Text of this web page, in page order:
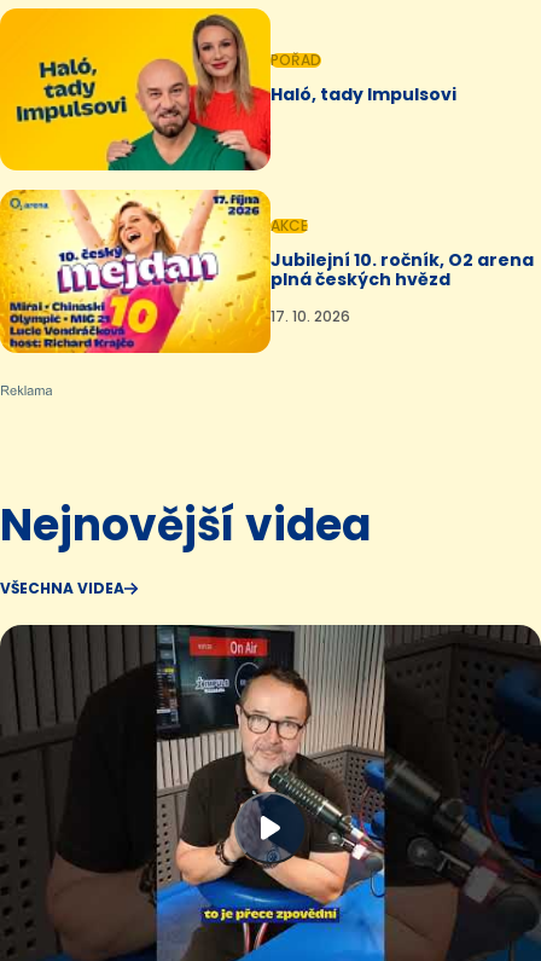
POŘAD
Haló, tady Impulsovi
AKCE
Jubilejní 10. ročník, O2 arena
plná českých hvězd
17. 10. 2026
Nejnovější videa
VŠECHNA VIDEA